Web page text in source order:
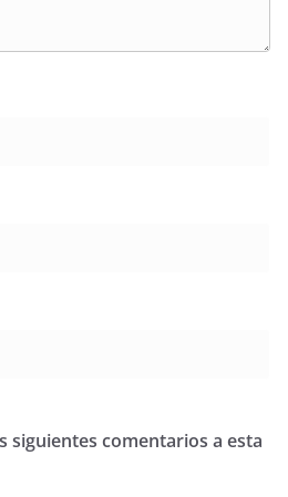
siguientes comentarios a esta